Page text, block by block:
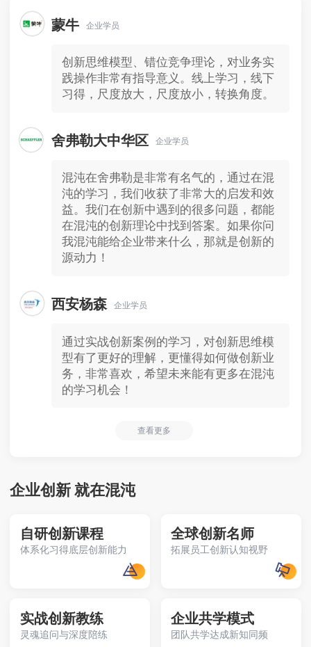
蒙牛 企业学员
创新思维模型、错位竞争理论，对业务实
践操作非常有指导意义。线上学习，线下
习得，尺度放大，尺度放小，转换角度。
舍弗勒大中华区 企业学员
混沌在舍弗勒是非常有名气的，通过在混
沌的学习，我们收获了非常大的启发和效
益。我们在创新中遇到的很多问题，都能
在混沌的创新理论中找到答案。如果你问
我混沌能给企业带来什么，那就是创新的
源动力！
西安杨森 企业学员
通过实战创新案例的学习，对创新思维模
型有了更好的理解，更懂得如何做创新业
务，非常喜欢，希望未来能有更多在混沌
的学习机会！
查看更多
企业创新 就在混沌
自研创新课程
体系化习得底层创新能力
全球创新名师
拓展员工创新认知视野
实战创新教练
灵魂追问与深度陪练
企业共学模式
团队共学达成新知同频